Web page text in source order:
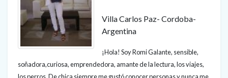
Villa Carlos Paz- Cordoba-
Argentina
¡Hola! Soy Romi Galante, sensible,
soñadora,curiosa, emprendedora, amante de la lectura, los viajes,